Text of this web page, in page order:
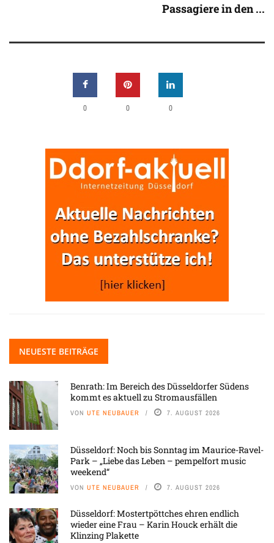
Passagiere in den ...
0 0 0
NEUESTE BEITRÄGE
Benrath: Im Bereich des Düsseldorfer Südens
kommt es aktuell zu Stromausfällen
VON UTE NEUBAUER 7. AUGUST 2026
Düsseldorf: Noch bis Sonntag im Maurice-Ravel-
Park – „Liebe das Leben – pempelfort music
weekend“
VON UTE NEUBAUER 7. AUGUST 2026
Düsseldorf: Mostertpöttches ehren endlich
wieder eine Frau – Karin Houck erhält die
Klinzing Plakette